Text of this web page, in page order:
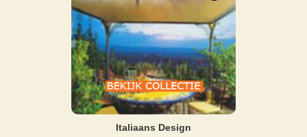
Italiaans Design